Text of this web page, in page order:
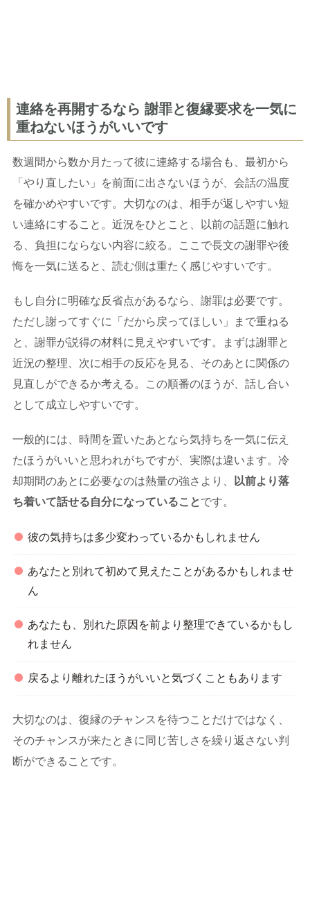
連絡を再開するなら 謝罪と復縁要求を一気に
重ねないほうがいいです
数週間から数か月たって彼に連絡する場合も、最初から
「やり直したい」を前面に出さないほうが、会話の温度
を確かめやすいです。大切なのは、相手が返しやすい短
い連絡にすること。近況をひとこと、以前の話題に触れ
る、負担にならない内容に絞る。ここで長文の謝罪や後
悔を一気に送ると、読む側は重たく感じやすいです。
もし自分に明確な反省点があるなら、謝罪は必要です。
ただし謝ってすぐに「だから戻ってほしい」まで重ねる
と、謝罪が説得の材料に見えやすいです。まずは謝罪と
近況の整理、次に相手の反応を見る、そのあとに関係の
見直しができるか考える。この順番のほうが、話し合い
として成立しやすいです。
一般的には、時間を置いたあとなら気持ちを一気に伝え
たほうがいいと思われがちですが、実際は違います。冷
却期間のあとに必要なのは熱量の強さより、
以前より落
ち着いて話せる自分になっていることです。
彼の気持ちは多少変わっているかもしれません
あなたと別れて初めて見えたことがあるかもしれませ
ん
あなたも、別れた原因を前より整理できているかもし
れません
戻るより離れたほうがいいと気づくこともあります
大切なのは、復縁のチャンスを待つことだけではなく、
そのチャンスが来たときに同じ苦しさを繰り返さない判
断ができることです。